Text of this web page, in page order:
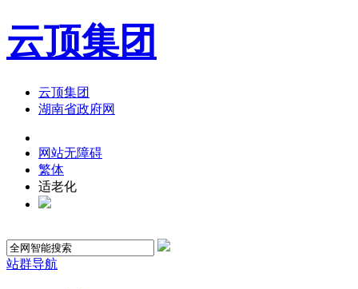
云顶集团
云顶集团
湖南省政府网
网站无障碍
繁体
适老化
站群导航